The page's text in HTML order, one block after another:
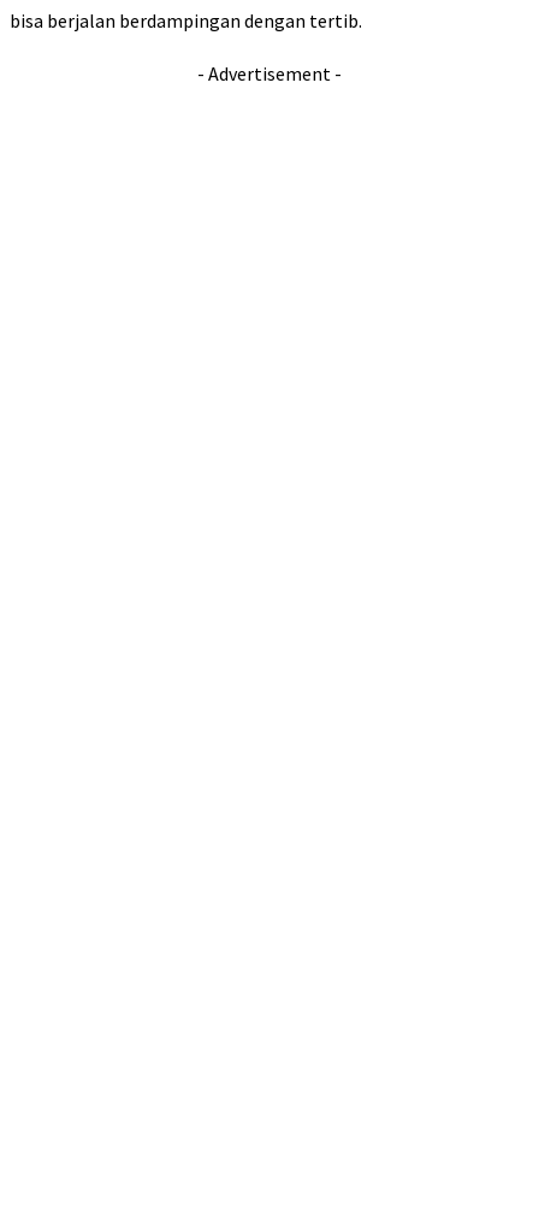
bisa berjalan berdampingan dengan tertib.
- Advertisement -